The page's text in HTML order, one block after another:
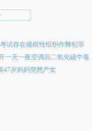
个人... >>
试存在规模性组织作弊犯罪
一天一夜空调后二氧化碳中毒
47岁妈妈突然产女